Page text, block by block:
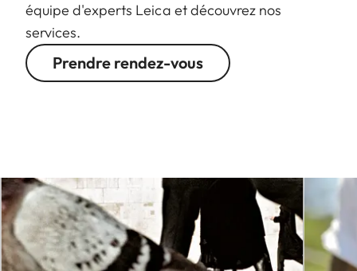
équipe d'experts Leica et découvrez nos
services.
Prendre rendez-vous